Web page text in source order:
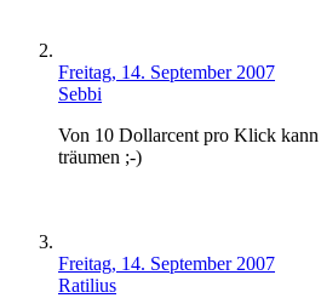
Freitag, 14. September 2007
Sebbi
Von 10 Dollarcent pro Klick kann
träumen ;-)
Freitag, 14. September 2007
Ratilius